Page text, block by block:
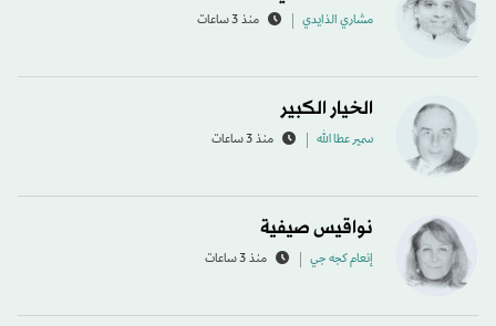
مشاري الذايدي منذ 3 ساعات
الخيار الكبير
سمير عطا الله منذ 3 ساعات
نواقيس صيفية
إنعام كجه جي منذ 3 ساعات